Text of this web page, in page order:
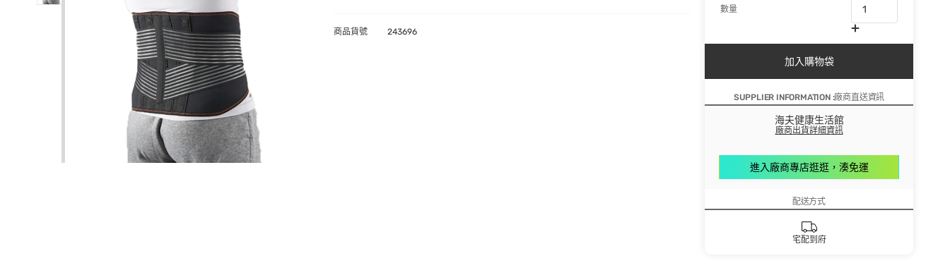
數量
加入購物袋
SUPPLIER INFORMATION :廠商直送資訊
海夫健康生活館
廠商出貨詳細資訊
進入廠商專店逛逛，湊免運
配送方式
宅配到府
商品貨號 243696